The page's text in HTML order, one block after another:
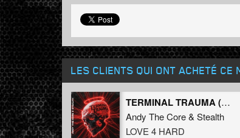
LES CLIENTS QUI ONT ACHETÉ CE
TERMINAL TRAUMA (Original Mix)
Andy The Core& Stealth
LOVE 4 HARD